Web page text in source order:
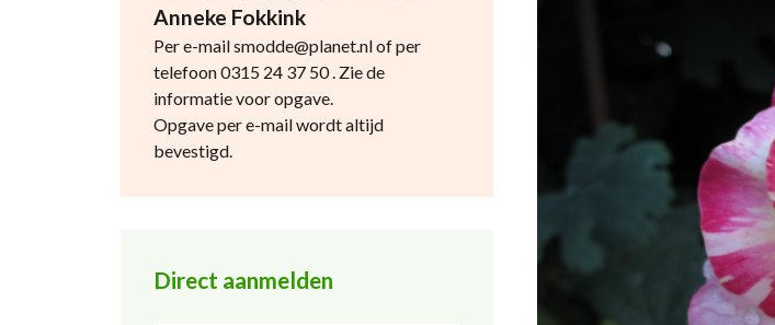
Anneke Fokkink
Per e-mail smodde@planet.nl of per
telefoon 0315 24 37 50 . Zie de
informatie voor opgave.
Opgave per e-mail wordt altijd
bevestigd.
Direct aanmelden